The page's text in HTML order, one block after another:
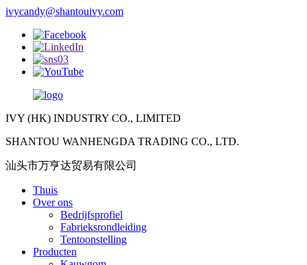
ivycandy@shantouivy.com
IVY (HK) INDUSTRY CO., LIMITED
SHANTOU WANHENGDA TRADING CO., LTD.
汕头市万亨达贸易有限公司
Thuis
Over ons
Bedrijfsprofiel
Fabrieksrondleiding
Tentoonstelling
Producten